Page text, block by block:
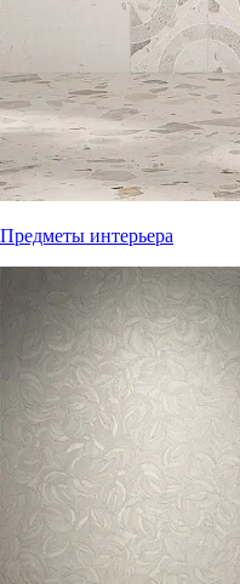
Предметы интерьера